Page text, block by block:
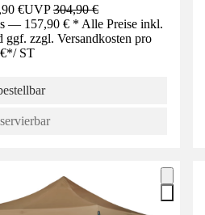
€UVP304,90 €
— 157,90 € * Alle Preise inkl.
ggf. zzgl. Versandkosten pro
*/ ST